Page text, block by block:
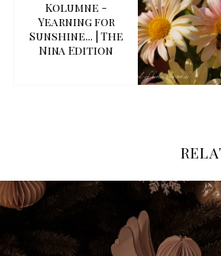
Kolumne -
Yearning for
Sunshine... | The
Nina Edition